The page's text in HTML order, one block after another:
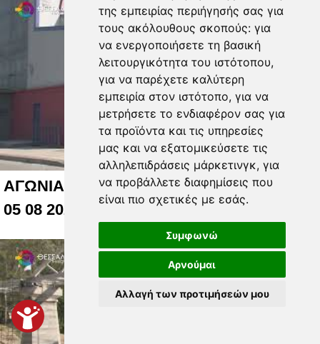
της εμπειρίας περιήγησής σας για
τους ακόλουθους σκοπούς: για
να ενεργοποιήσετε τη βασική
λειτουργικότητα του ιστότοπου,
για να παρέχετε καλύτερη
εμπειρία στον ιστότοπο, για να
μετρήσετε το ενδιαφέρον σας για
τα προϊόντα και τις υπηρεσίες
μας και να εξατομικεύσετε τις
αλληλεπιδράσεις μάρκετινγκ, για
να προβάλλετε διαφημίσεις που
είναι πιο σχετικές με εσάς.
Συμφωνώ
Αρνούμαι
Αλλαγή των προτιμήσεών μου
ΑΓΩΝΙΑ ΓΙΑ ΤΟ ΚΛΕΙΣΤΟ ΤΟΥ ΑΛΚΑΖΑΡ
05 08 2026